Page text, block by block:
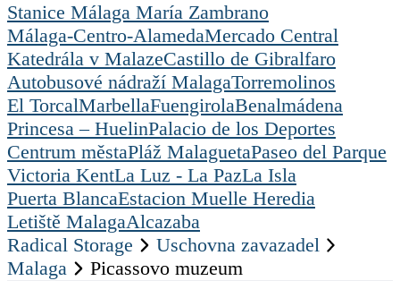
Stanice Málaga María Zambrano
Málaga-Centro-AlamedaMercado Central
Katedrála v MalazeCastillo de Gibralfaro
Autobusové nádraží MalagaTorremolinos
El TorcalMarbellaFuengirolaBenalmádena
Princesa – HuelinPalacio de los Deportes
Centrum městaPláž MalaguetaPaseo del Parque
Victoria KentLa Luz - La PazLa Isla
Puerta BlancaEstacion Muelle Heredia
Letiště MalagaAlcazaba
Radical Storage
Uschovna zavazadel
Malaga
Picassovo muzeum